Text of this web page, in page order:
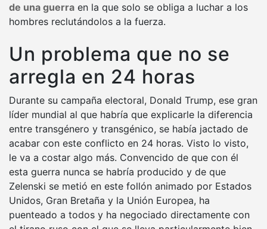
de una guerra en la que solo se obliga a luchar a los
hombres reclutándolos a la fuerza.
Un problema que no se
arregla en 24 horas
Durante su campaña electoral, Donald Trump, ese gran
líder mundial al que habría que explicarle la diferencia
entre transgénero y transgénico, se había jactado de
acabar con este conflicto en 24 horas. Visto lo visto,
le va a costar algo más. Convencido de que con él
esta guerra nunca se habría producido y de que
Zelenski se metió en este follón animado por Estados
Unidos, Gran Bretaña y la Unión Europea, ha
puenteado a todos y ha negociado directamente con